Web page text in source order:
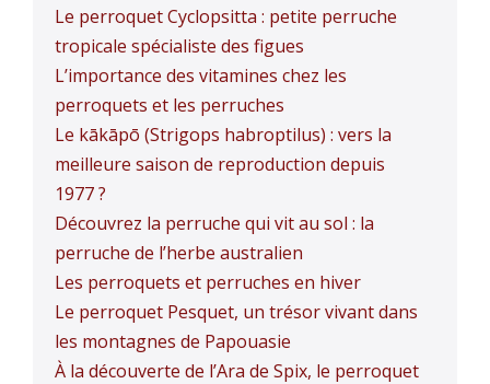
Le perroquet Cyclopsitta : petite perruche
tropicale spécialiste des figues
L’importance des vitamines chez les
perroquets et les perruches
Le kākāpō (Strigops habroptilus) : vers la
meilleure saison de reproduction depuis
1977 ?
Découvrez la perruche qui vit au sol : la
perruche de l’herbe australien
Les perroquets et perruches en hiver
Le perroquet Pesquet, un trésor vivant dans
les montagnes de Papouasie
À la découverte de l’Ara de Spix, le perroquet